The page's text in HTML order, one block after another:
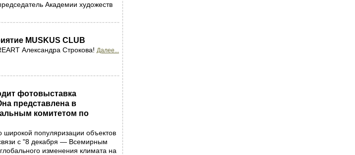
Академии художеств
MUSKUS CLUB
Александра Строкова! Далее...
фотовыставка
представлена в
комитетом по
популяризации объектов
с "8 декабря — Всемирным
изменения климата на